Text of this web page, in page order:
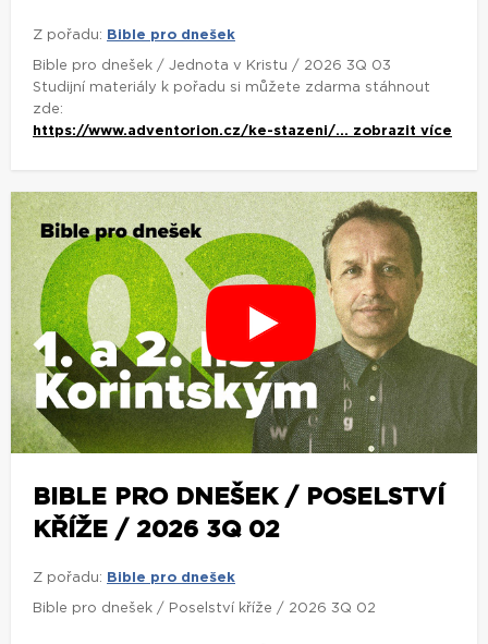
Z pořadu: Bible pro dnešek
Bible pro dnešek / Jednota v Kristu / 2026 3Q 03
Studijní materiály k pořadu si můžete zdarma stáhnout
zde:
https://www.adventorion.cz/ke-stazeni/... zobrazit více
BIBLE PRO DNEŠEK / POSELSTVÍ
KŘÍŽE / 2026 3Q 02
Z pořadu: Bible pro dnešek
Bible pro dnešek / Poselství kříže / 2026 3Q 02